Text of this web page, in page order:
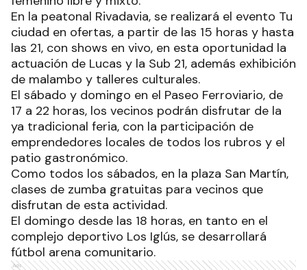
En la peatonal Rivadavia, se realizará el evento Tu
ciudad en ofertas, a partir de las 15 horas y hasta
las 21, con shows en vivo, en esta oportunidad la
actuación de Lucas y la Sub 21, además exhibición
de malambo y talleres culturales.
El sábado y domingo en el Paseo Ferroviario, de
17 a 22 horas, los vecinos podrán disfrutar de la
ya tradicional feria, con la participación de
emprendedores locales de todos los rubros y el
patio gastronómico.
Como todos los sábados, en la plaza San Martín,
clases de zumba gratuitas para vecinos que
disfrutan de esta actividad.
El domingo desde las 18 horas, en tanto en el
complejo deportivo Los Iglús, se desarrollará
fútbol arena comunitario.
Ads